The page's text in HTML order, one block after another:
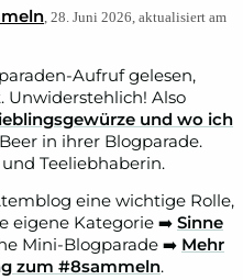
, 28. Juni 2026, aktualisiert am
Aufruf gelesen,
Unwiderstehlich! Also
und wo ich
in ihrer Blogparade.
Teeliebhaberin.
eine wichtige Rolle,
eigene Kategorie ➡️ Sinne
Mini-Blogparade ➡️ Mehr
zum #8sammeln.